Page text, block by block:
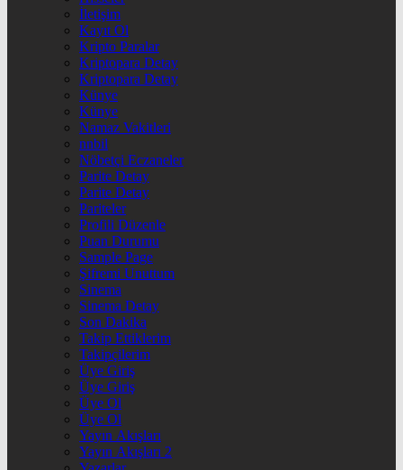
İletişim
Kayıt Ol
Kripto Paralar
Kriptopara Detay
Kriptopara Detay
Künye
Künye
Namaz Vakitleri
nnbil
Nöbetçi Eczaneler
Parite Detay
Parite Detay
Pariteler
Profili Düzenle
Puan Durumu
Sample Page
Şifremi Unuttum
Sinema
Sinema Detay
Son Dakika
Takip Ettiklerim
Takipçilerim
Üye Giriş
Üye Giriş
Üye Ol
Üye Ol
Yayın Akışları
Yayın Akışları 2